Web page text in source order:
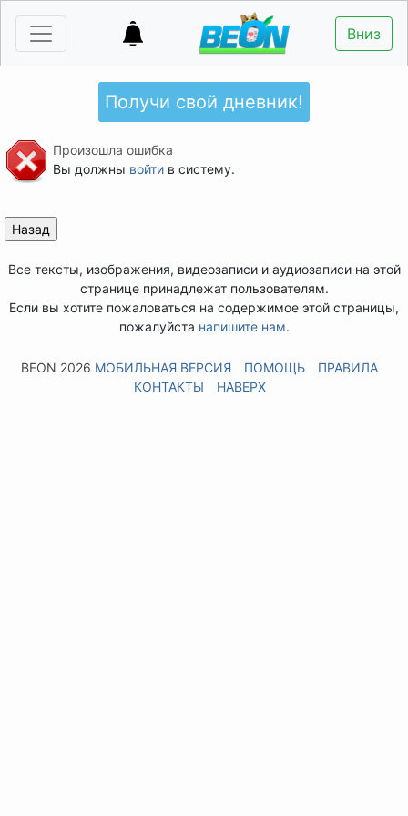
Вниз
Получи свой дневник!
Произошла ошибка
Вы должны войтив систему.
Все тексты, изображения, видеозаписи и аудиозаписи на этой
странице принадлежат пользователям.
Если вы хотите пожаловаться на содержимое этой страницы,
пожалуйста напишите нам.
BEON 2026 МОБИЛЬНАЯ ВЕРСИЯ ПОМОЩЬ
ПРАВИЛА
КОНТАКТЫ
НАВЕРХ